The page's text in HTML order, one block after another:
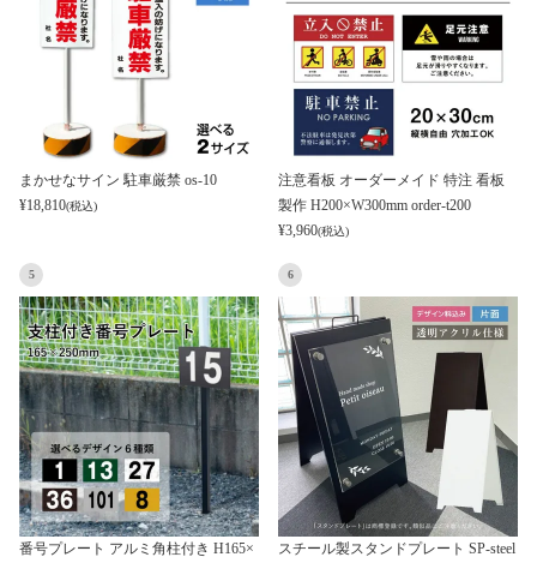
まかせなサイン 駐車厳禁 os-10
¥18,810(税込)
注意看板 オーダーメイド 特注 看板
製作 H200×W300mm order-t200
¥3,960(税込)
5
番号プレート アルミ角柱付き H165×
6
スチール製スタンドプレート SP-steel